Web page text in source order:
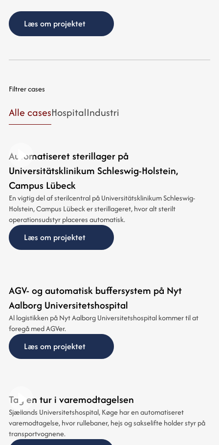
Læs om projektet
Filtrer cases
Alle casesHospitalIndustri
Automatiseret sterillager på
Universitätsklinikum Schleswig-Holstein,
Campus Lübeck
En vigtig del af sterilcentral på Universitätsklinikum Schleswig-
Holstein, Campus Lübeck er sterillageret, hvor alt sterilt
operationsudstyr placeres automatisk.
Læs om projektet
AGV- og automatisk buffersystem på Nyt
Aalborg Universitetshospital
Al logistikken på Nyt Aalborg Universitetshospital kommer til at
foregå med AGVer.
Læs om projektet
Tag en tur i varemodtagelsen
Sjællands Universitetshospital, Køge har en automatiseret
varemodtagelse, hvor rullebaner, hejs og sakselifte holder styr på
transportvognene.